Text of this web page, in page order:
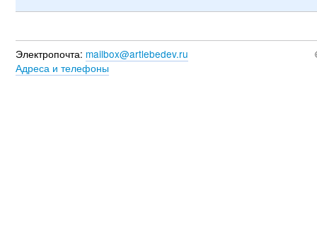
Электропочта: mailbox@artlebedev.ru
Адреса и телефоны